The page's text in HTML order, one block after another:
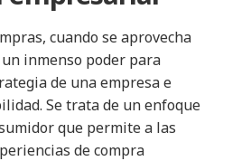
cuando se aprovecha
inmenso poder para
de una empresa e
Se trata de un enfoque
que permite a las
de compra